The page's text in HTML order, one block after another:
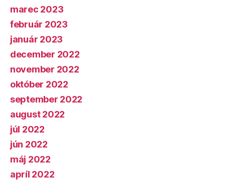
marec 2023
február 2023
január 2023
december 2022
november 2022
október 2022
september 2022
august 2022
júl 2022
jún 2022
máj 2022
apríl 2022